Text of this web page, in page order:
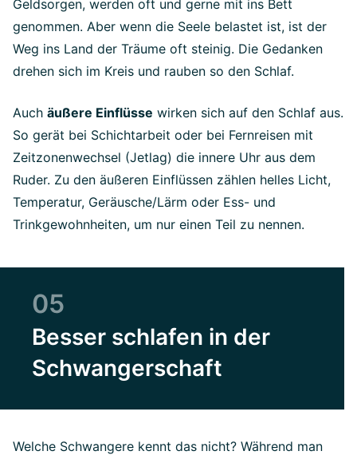
Geldsorgen, werden oft und gerne mit ins Bett
genommen. Aber wenn die Seele belastet ist, ist der
Weg ins Land der Träume oft steinig. Die Gedanken
drehen sich im Kreis und rauben so den Schlaf.
Auch äußere Einflüsse wirken sich auf den Schlaf aus.
So gerät bei Schichtarbeit oder bei Fernreisen mit
Zeitzonenwechsel (Jetlag) die innere Uhr aus dem
Ruder. Zu den äußeren Einflüssen zählen helles Licht,
Temperatur, Geräusche/Lärm oder Ess- und
Trinkgewohnheiten, um nur einen Teil zu nennen.
05
Besser schlafen in der
Schwangerschaft
Welche Schwangere kennt das nicht? Während man